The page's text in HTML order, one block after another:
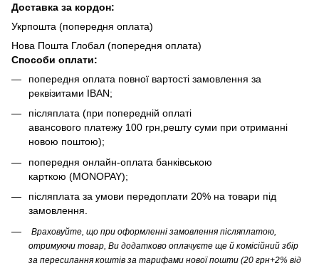
Доставка за кордон:
Укрпошта (попередня оплата)
Нова Пошта Глобал (попередня оплата)
Способи оплати:
попередня оплата повної вартості замовлення за
реквізитами IBAN;
післяплата (при попередній оплаті
авансового платежу 100 грн,решту суми при отриманні
новою поштою);
попередня онлайн-оплата банківською
карткою (MONOPAY);
післяплата за умови передоплати 20% на товари під
замовлення.
Враховуйте, що при оформленні замовлення післяплатою,
отримуючи товар, Ви додатково оплачуєте ще й комісійний збір
за пересилання коштів за тарифами нової пошти (20 грн+2% від